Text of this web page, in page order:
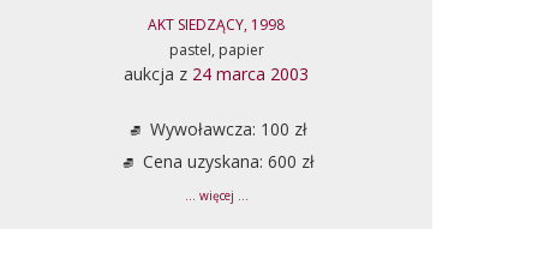
AKT SIEDZĄCY, 1998
pastel, papier
aukcja z 24 marca 2003
Wywoławcza: 100 zł
Cena uzyskana: 600 zł
... więcej ...